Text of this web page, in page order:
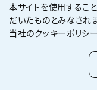
ました」そう誇らし
店の渡樹希也からは
「豪雨災害の際に土
た際、地元の皆さん
本サイトを使用するこ
だいたものとみなされま
当社のクッキーポリシ